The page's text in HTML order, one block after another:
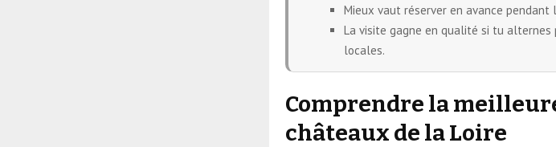
Mieux vaut réserver en avance pendant
La visite gagne en qualité si tu
locales.
Comprendre la
châteaux de la Loire